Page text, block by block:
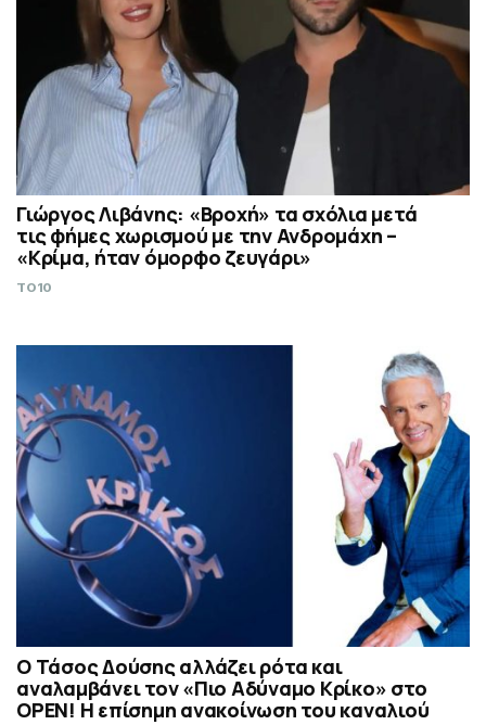
Γιώργος Λιβάνης: «Βροχή» τα σχόλια μετά
τις φήμες χωρισμού με την Ανδρομάχη –
«Κρίμα, ήταν όμορφο ζευγάρι»
TO10
Ο Τάσος Δούσης αλλάζει ρότα και
αναλαμβάνει τον «Πιο Αδύναμο Κρίκο» στο
OPEN! Η επίσημη ανακοίνωση του καναλιού